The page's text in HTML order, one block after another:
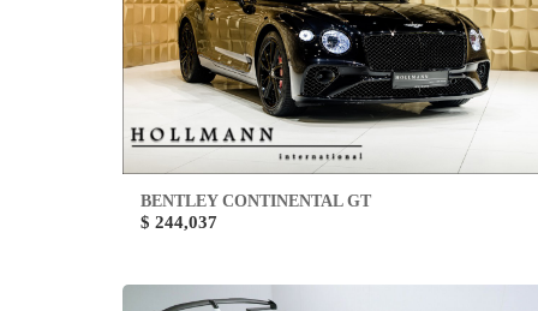
BENTLEY CONTINENTAL GT
$ 244,037